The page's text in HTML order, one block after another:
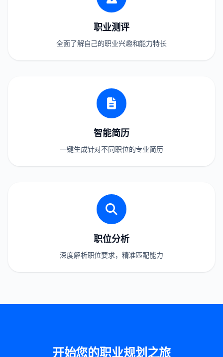
职业测评
全面了解自己的职业兴趣和能力特长
智能简历
一键生成针对不同职位的专业简历
职位分析
深度解析职位要求，精准匹配能力
开始您的职业规划之旅